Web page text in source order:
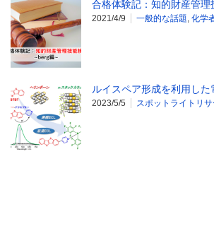
合格体験記：知的財産管
2021/4/9 一般的な話題 化学
ルイスペア形成を利用し
2023/5/5 スポットライトリサ